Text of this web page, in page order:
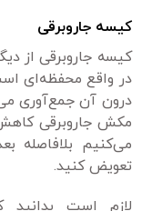
کیسه جاروبرقی
کیسه جاروبرقی از
در واقع محفظه‌ای
درون آن جمع‌آوری
مکش جاروبرقی
می‌کنیم بلافاصله
تعویض کنید.
لازم است بدانید